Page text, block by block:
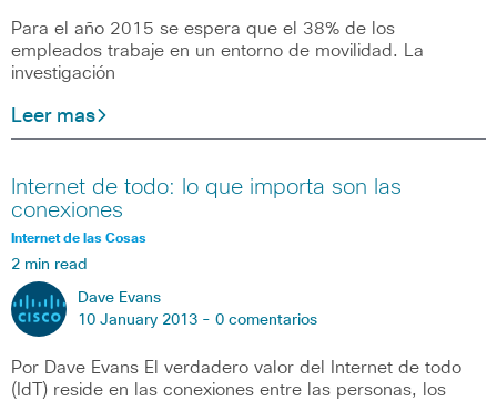
Para el año 2015 se espera que el 38% de los
empleados trabaje en un entorno de movilidad. La
investigación
Leer mas
Internet de todo: lo que importa son las
conexiones
Internet de las Cosas
2 min read
Dave Evans
10 January 2013 - 0 comentarios
Por Dave Evans El verdadero valor del Internet de todo
(IdT) reside en las conexiones entre las personas, los